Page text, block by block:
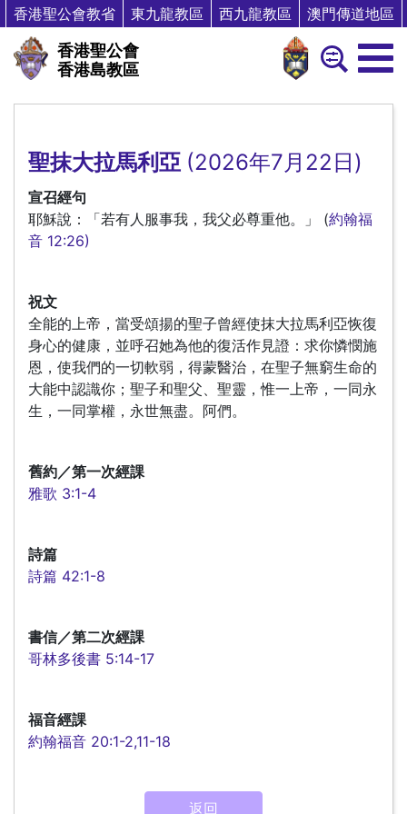
香港聖公會教省 東九龍教區 西九龍教區 澳門傳道地區
香港聖公會
香港島教區
聖抹大拉馬利亞 (2026年7月22日)
宣召經句
耶穌說：「若有人服事我，我父必尊重他。」 (約翰福
音 12:26)
祝文
全能的上帝，當受頌揚的聖子曾經使抹大拉馬利亞恢復
身心的健康，並呼召她為他的復活作見證：求你憐憫施
恩，使我們的一切軟弱，得蒙醫治，在聖子無窮生命的
大能中認識你；聖子和聖父、聖靈，惟一上帝，一同永
生，一同掌權，永世無盡。阿們。
舊約／第一次經課
雅歌 3:1-4
詩篇
詩篇 42:1-8
書信／第二次經課
哥林多後書 5:14-17
福音經課
約翰福音 20:1-2,11-18
返回